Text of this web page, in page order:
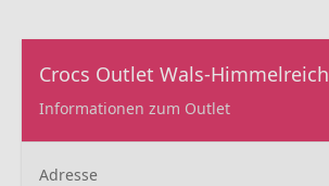
Crocs Outlet Wals-Himmelreich
Informationen zum Outlet
Adresse